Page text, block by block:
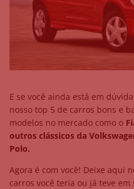
E se você ainda está em
nosso top 5 de carros bons e
modelos no mercado como o
outros clássicos da
Polo.
Agora é com você! Deixe aqui
carros você teria ou já teve